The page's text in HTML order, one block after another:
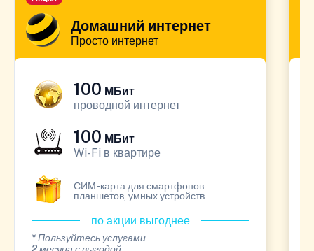
Домашний интернет
Просто интернет
100 МБит
проводной интернет
100 МБит
Wi-Fi в квартире
СИМ-карта для смартфонов
планшетов, умных устройств
по акции выгоднее
* Пользуйтесь услугами